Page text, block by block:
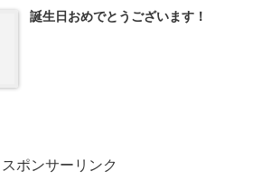
誕生日おめでとうございます！
スポンサーリンク